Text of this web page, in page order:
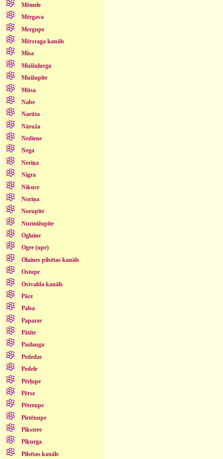
Mēmele
Mērgava
Mergupe
Mērsraga kanāls
Misa
Muižuļurga
Muižupīte
Mūsa
Nabe
Narūta
Nāruža
Nediene
Ņega
Neriņa
Nigra
Nikuce
Noriņa
Norupīte
Nurmižupīte
Oglaine
Ogre (upe)
Olaines pilsētas kanāls
Ostupe
Ostvalda kanāls
Pāce
Palsa
Paparze
Pātīte
Pazlauga
Pededze
Pedele
Pērļupe
Pērse
Pēterupe
Pietēnupe
Pikstere
Piķurga
Pilsētas kanāls